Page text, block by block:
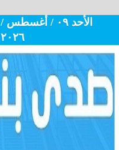
الأحد ٠٩ / أغسطس /
٢٠٢٦